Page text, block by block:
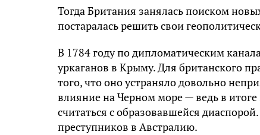
Тогда Британия занялась поиском
постаралась решить свои
В 1784 году по дипломатическим
уркаганов в Крыму. Для британского
того, что оно устраняло довольно
влияние на Черном море — ведь в
считаться с образовавшейся
преступников в Австралию.